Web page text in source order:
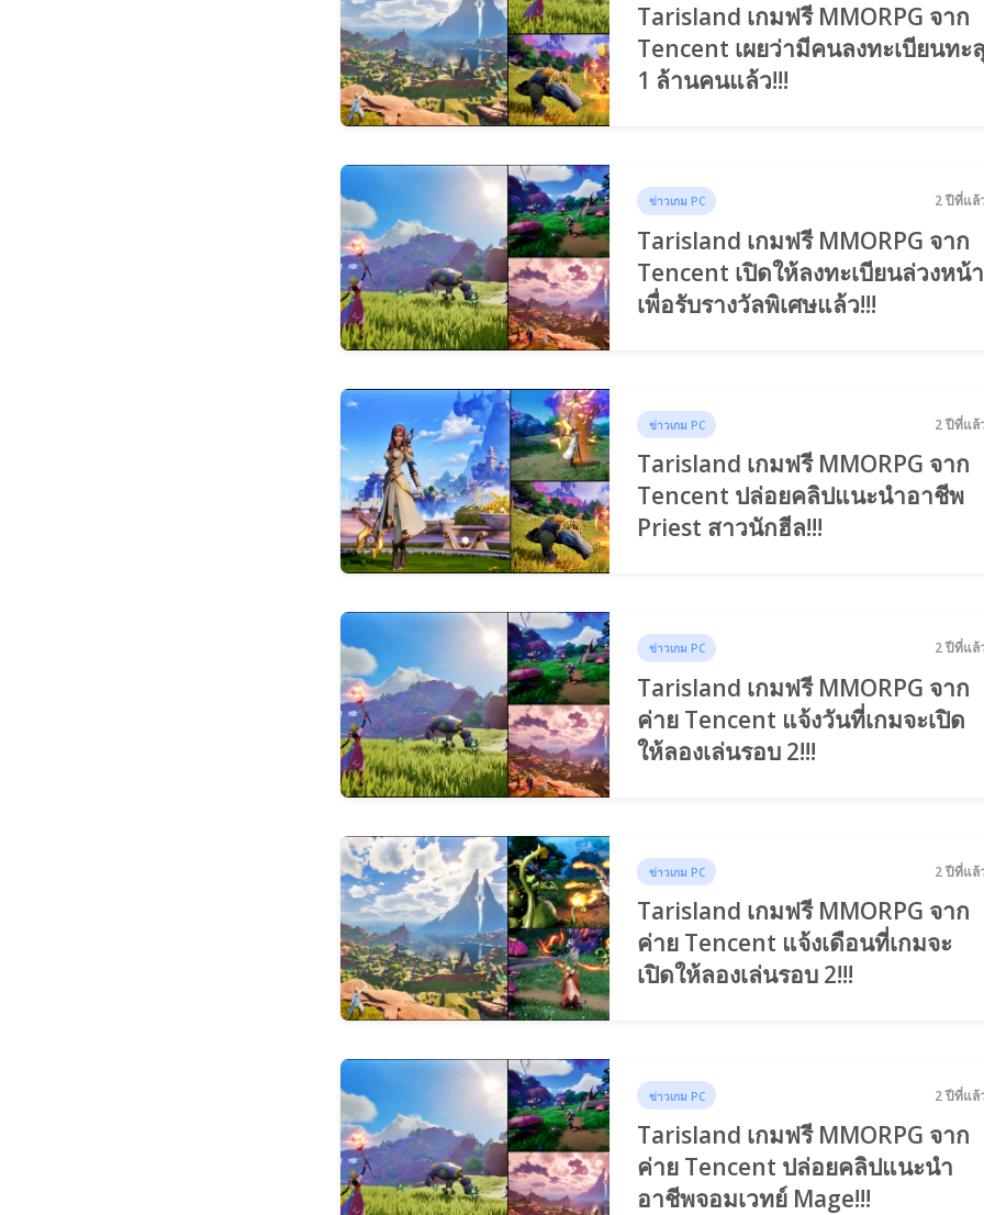
Tarisland เกมฟรี MMORPG จาก
Tencent เผยว่ามีคนลงทะเบียนทะ
1 ล้านคนแล้ว!!!
ข่าวเกม PC 2 ปีที่แล้
Tarisland เกมฟรี MMORPG จาก
Tencent เปิดให้ลงทะเบียนล่วงหน้า
เพื่อรับรางวัลพิเศษแล้ว!!!
ข่าวเกม PC 2 ปีที่แล้
Tarisland เกมฟรี MMORPG จาก
Tencent ปล่อยคลิปแนะนำอาชีพ
Priest สาวนักฮีล!!!
ข่าวเกม PC 2 ปีที่แล้
Tarisland เกมฟรี MMORPG จาก
ค่าย Tencent แจ้งวันที่เกมจะเปิด
ให้ลองเล่นรอบ 2!!!
ข่าวเกม PC 2 ปีที่แล้
Tarisland เกมฟรี MMORPG จาก
ค่าย Tencent แจ้งเดือนที่เกมจะ
เปิดให้ลองเล่นรอบ 2!!!
ข่าวเกม PC 2 ปีที่แล้
Tarisland เกมฟรี MMORPG จาก
ค่าย Tencent ปล่อยคลิปแนะนำ
อาชีพจอมเวทย์ Mage!!!